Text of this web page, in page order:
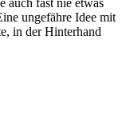
ungefähre Idee mit
in der Hinterhand